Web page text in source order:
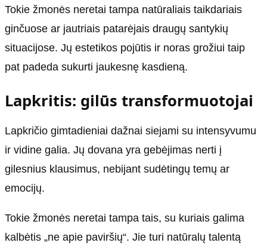
Tokie žmonės neretai tampa natūraliais taikdariais
ginčuose ar jautriais patarėjais draugų santykių
situacijose. Jų estetikos pojūtis ir noras grožiui taip
pat padeda sukurti jaukesnę kasdieną.
Lapkritis: gilūs transformuotojai
Lapkričio gimtadieniai dažnai siejami su intensyvumu
ir vidine galia. Jų dovana yra gebėjimas nerti į
gilesnius klausimus, nebijant sudėtingų temų ar
emocijų.
Tokie žmonės neretai tampa tais, su kuriais galima
kalbėtis „ne apie paviršių“. Jie turi natūralų talentą